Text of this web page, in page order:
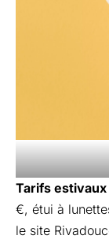
Tarifs estivaux
€, étui à
le site